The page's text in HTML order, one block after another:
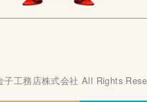
子工務店株式会社 All Rights